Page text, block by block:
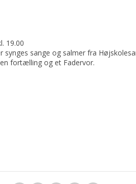
19.00
sange og salmer fra
fortælling og et Fadervor.